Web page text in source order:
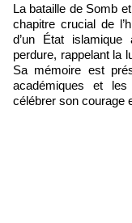
La bataille de Somb
chapitre crucial de
d’un État islamique
perdure, rappelant la
Sa mémoire est
académiques et
célébrer son courage